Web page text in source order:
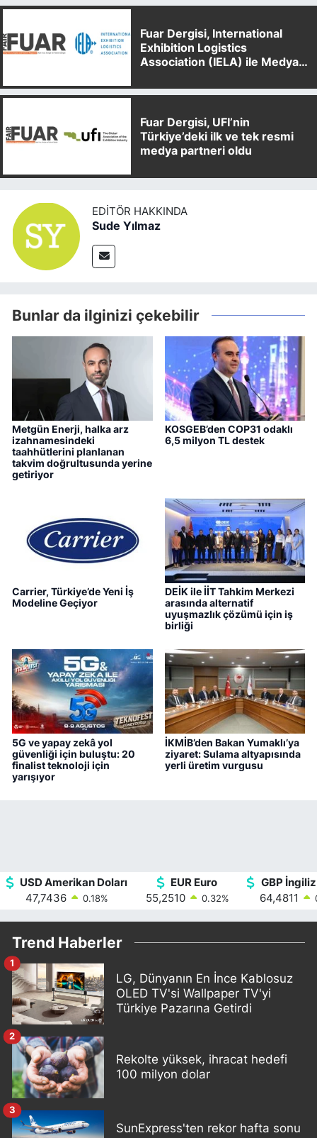
Fuar Dergisi, International
Exhibition Logistics
Association (IELA) ile Medya
Fuar Dergisi, UFI’nin
Türkiye’deki ilk ve tek resmi
medya partneri oldu
EDITÖR HAKKINDA
Sude Yılmaz
Bunlar da ilginizi çekebilir
Metgün Enerji, halka arz
izahnamesindeki
taahhütlerini planlanan
takvim doğrultusunda yerine
getiriyor
KOSGEB’den COP31 odaklı
6,5 milyon TL destek
Carrier, Türkiye’de Yeni İş
Modeline Geçiyor
DEİK ile İİT Tahkim Merkezi
arasında alternatif
uyuşmazlık çözümü için iş
birliği
5G ve yapay zekâ yol
güvenliği için buluştu: 20
finalist teknoloji için
yarışıyor
İKMİB’den Bakan Yumaklı’ya
ziyaret: Sulama altyapısında
yerli üretim vurgusu
USD Amerikan Doları
47,7436
0.18%
EUR Euro
55,2510
0.32%
GBP
64,4811
Trend Haberler
LG, Dünyanın En İnce Kablosuz
OLED TV'si Wallpaper TV'yi
Türkiye Pazarına Getirdi
1
Rekolte yüksek, ihracat hedefi
100 milyon dolar
2
SunExpress'ten rekor hafta sonu
3